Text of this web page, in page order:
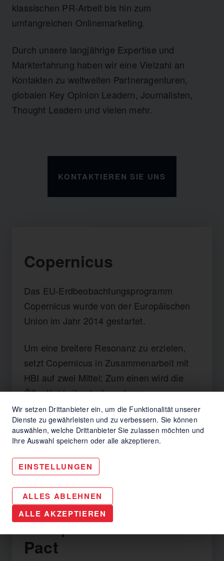
klassischen PR-Arbeit bis hin zum
umfangreichen Onlinemarketing.
Durch unsere langjährige Expertise und
Markterfahrung haben wir eine Vielzahl an
Kontakten zu weltweiten Partneragenturen,
globalen Key Opinion Leadern, Journalisten,
Thought Leadern und vielen mehr.
KONTAKTIEREN SIE UNS
Copernicus
Das EU-Erdbeobachtungsprogramm
Copernicus wurde von der Europäischen
Union im Jahr 2014 gestartet.
Um eine breitere Resonanz zu erzielen,
setzt Copernicus in Zusammenarbeit mit
HBI auf zwei Mittel: Zum einen wird die
Öffentlichkeitsarbeit rund um
Veranstaltungen organisiert & zum
anderen werden die Medien mit thematisch
passenden Inhalten angesprochen.
European Climate
Pact
Wir setzen Drittanbieter ein, um die Funktionalität unserer
Dienste zu gewährleisten und zu verbessern. Sie können
auswählen, welche Drittanbieter Sie zulassen möchten und
Ihre Auswahl speichern oder alle akzeptieren.
EINSTELLUNGEN
ALLES ABLEHNEN
ALLE AKZEPTIEREN